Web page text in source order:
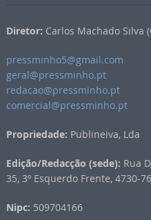
Diretor: Carlos Machado Silva
pressminho5@gmail.com
geral@pressminho.pt
redacao@pressminho.pt
comercial@pressminho.pt
Propriedade: Publineiva, Lda
Edição/Redacção (sede): Rua
35, 3º Esquerdo Frente, 4730-
Nipc: 509704166